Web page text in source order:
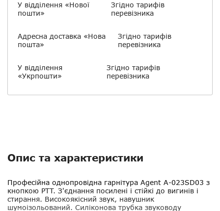
У відділення «Нової
пошти»
Згідно тарифів
перевізника
Адресна доставка «Нова
пошта»
Згідно тарифів
перевізника
У відділення
«Укрпошти»
Згідно тарифів
перевізника
Опис та характеристики
Професійна однопровідна гарнітура Agent A-023SD03 з
кнопкою PTT. З'єднання посилені і стійкі до вигинів і
стирання. Високоякісний звук, навушник
шумоізольований. Силіконова трубка звуководу